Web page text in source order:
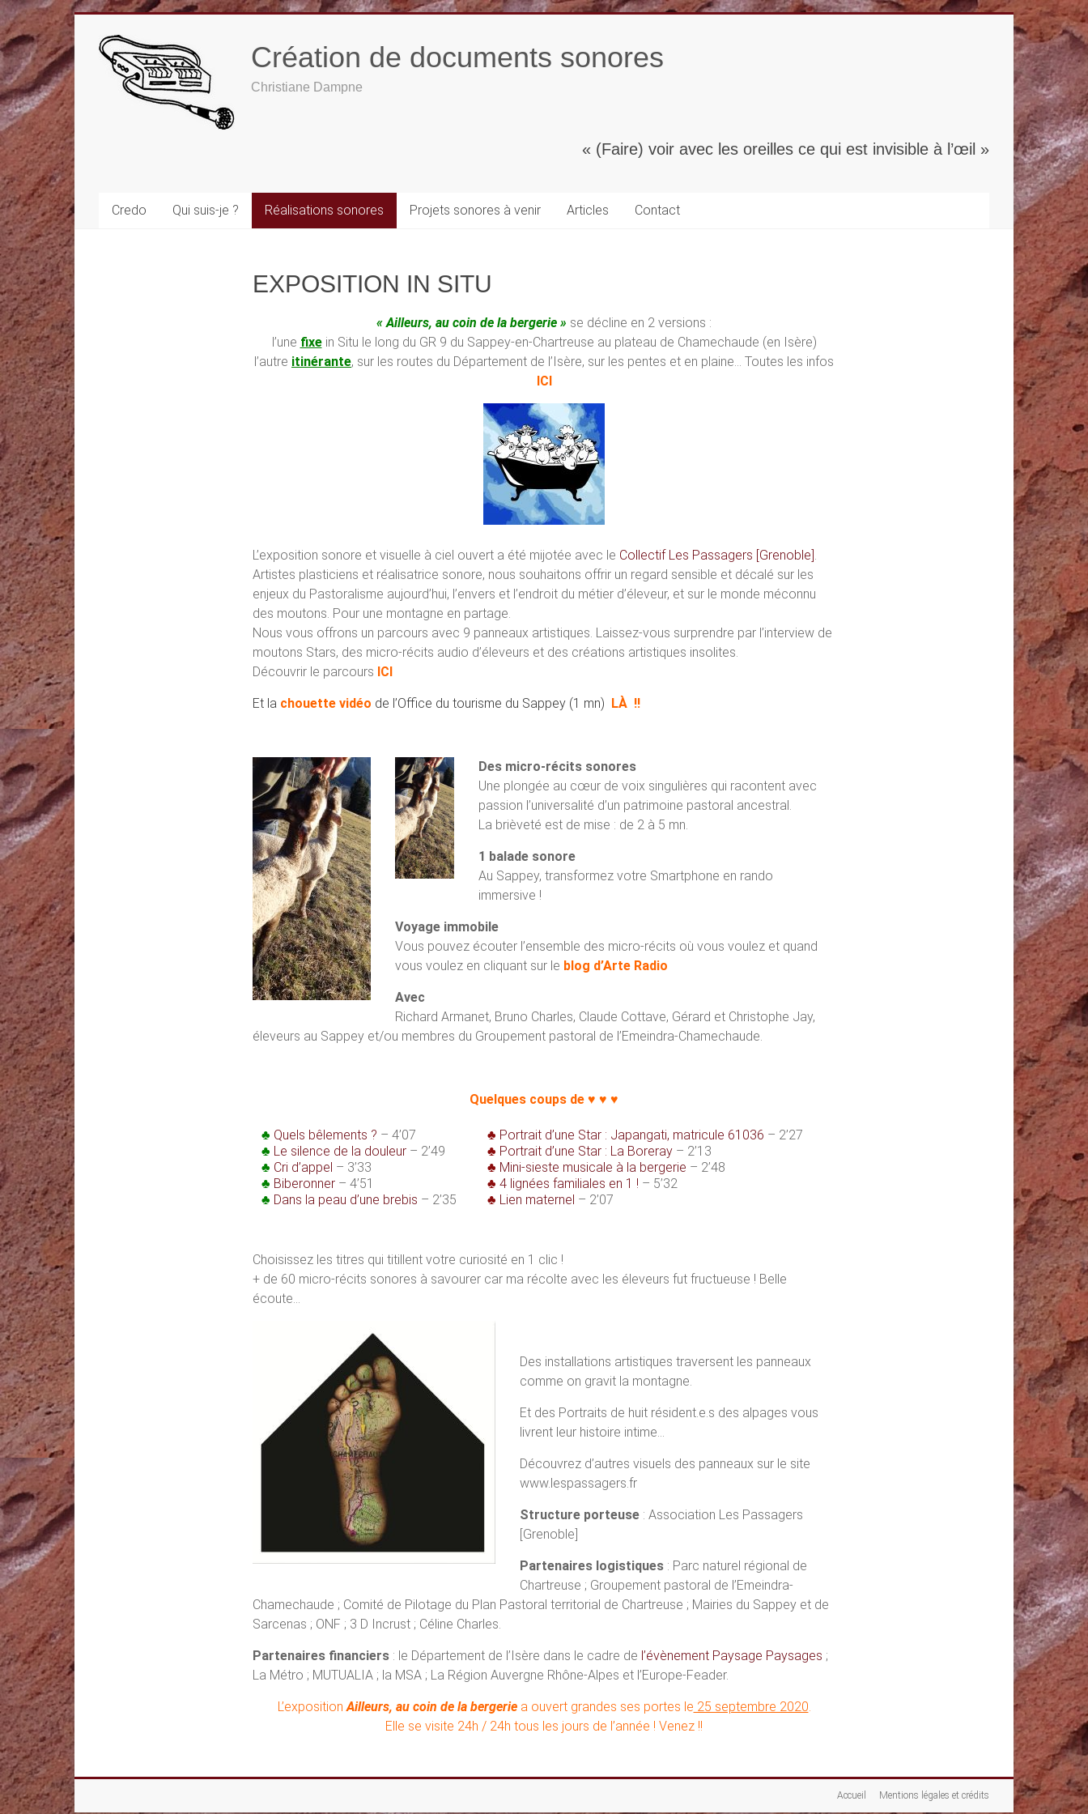
Création de documents sonores
Christiane Dampne
« (Faire) voir avec les oreilles ce qui est invisible à l’œil »
Credo Qui suis-je ? Réalisations sonores Projets sonores à venir Articles Contact
EXPOSITION IN SITU
« Ailleurs, au coin de la bergerie » se décline en 2 versions :
l’une fixe in Situ le long du GR 9 du Sappey-en-Chartreuse au plateau de Chamechaude (en Isère)
l’autre itinérante, sur les routes du Département de l’Isère, sur les pentes et en plaine… Toutes les infos
ICI
L’exposition sonore et visuelle à ciel ouvert a été mijotée avec le Collectif Les Passagers [Grenoble].
Artistes plasticiens et réalisatrice sonore, nous souhaitons offrir un regard sensible et décalé sur les
enjeux du Pastoralisme aujourd’hui, l’envers et l’endroit du métier d’éleveur, et sur le monde méconnu
des moutons. Pour une montagne en partage.
Nous vous offrons un parcours avec 9 panneaux artistiques. Laissez-vous surprendre par l’interview de
moutons Stars, des micro-récits audio d’éleveurs et des créations artistiques insolites.
Découvrir le parcours ICI
Et la chouette vidéo de l’Office du tourisme du Sappey (1 mn) LÀ !!
Des micro-récits sonores
Une plongée au cœur de voix singulières qui racontent avec
passion l’universalité d’un patrimoine pastoral ancestral.
La brièveté est de mise : de 2 à 5 mn.
1 balade sonore
Au Sappey, transformez votre Smartphone en rando
immersive !
Voyage immobile
Vous pouvez écouter l’ensemble des micro-récits où vous voulez et quand
vous voulez en cliquant sur le blog d’Arte Radio
Avec
Richard Armanet, Bruno Charles, Claude Cottave, Gérard et Christophe Jay,
éleveurs au Sappey et/ou membres du Groupement pastoral de l’Emeindra-Chamechaude.
Quelques coups de ♥ ♥ ♥
♣ Quels bêlements ? – 4’07
♣ Le silence de la douleur – 2’49
♣ Cri d’appel – 3’33
♣ Biberonner – 4’51
♣ Dans la peau d’une brebis – 2’35
♣ Portrait d’une Star : Japangati, matricule 61036 – 2’27
♣ Portrait d’une Star : La Boreray – 2’13
♣ Mini-sieste musicale à la bergerie – 2’48
♣ 4 lignées familiales en 1 ! – 5’32
♣ Lien maternel – 2’07
Choisissez les titres qui titillent votre curiosité en 1 clic !
+ de 60 micro-récits sonores à savourer car ma récolte avec les éleveurs fut fructueuse ! Belle
écoute…
Des installations artistiques traversent les panneaux
comme on gravit la montagne.
Et des Portraits de huit résident.e.s des alpages vous
livrent leur histoire intime…
Découvrez d’autres visuels des panneaux sur le site
www.lespassagers.fr
Structure porteuse : Association Les Passagers
[Grenoble]
Partenaires logistiques : Parc naturel régional de
Chartreuse ; Groupement pastoral de l’Emeindra-
Chamechaude ; Comité de Pilotage du Plan Pastoral territorial de Chartreuse ; Mairies du Sappey et de
Sarcenas ; ONF ; 3 D Incrust ; Céline Charles.
Partenaires financiers : le Département de l’Isère dans le cadre de l’évènement Paysage Paysages ;
La Métro ; MUTUALIA ; la MSA ; La Région Auvergne Rhône-Alpes et l’Europe-Feader.
L’expositionAilleurs, au coin de la bergeriea ouvert grandes ses portes le 25 septembre 2020.
Elle se visite 24h / 24h tous les jours de l’année ! Venez !!
Accueil Mentions légales et crédits